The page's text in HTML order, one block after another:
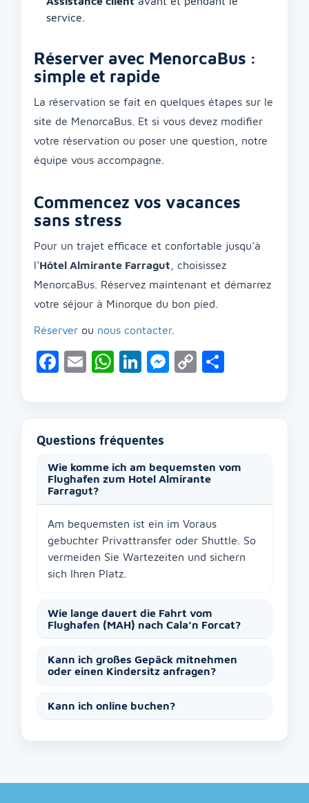
service.
Réserver avec MenorcaBus :
simple et rapide
La réservation se fait en quelques étapes sur le
site de MenorcaBus. Et si vous devez modifier
votre réservation ou poser une question, notre
équipe vous accompagne.
Commencez vos vacances
sans stress
Pour un trajet efficace et confortable jusqu’à
l’Hôtel Almirante Farragut , choisissez
MenorcaBus. Réservez maintenant et démarrez
votre séjour à Minorque du bon pied.
Réserver ou nous contacter.
Facebook
EmailWhatsApp
LinkedIn
Messenger
Copy
Questions fréquentes
Wie komme ich am bequemsten vom
Flughafen zum Hotel Almirante
Farragut?
Am bequemsten ist ein im Voraus
gebuchter Privattransfer oder Shuttle. So
vermeiden Sie Wartezeiten und sichern
sich Ihren Platz.
Wie lange dauert die Fahrt vom
Flughafen (MAH) nach Cala’n Forcat?
Kann ich großes Gepäck mitnehmen
oder einen Kindersitz anfragen?
Kann ich online buchen?